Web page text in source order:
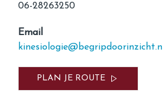
06-28263250
Email
kinesiologie@begripdoorinzicht.nl
PLAN JE ROUTE